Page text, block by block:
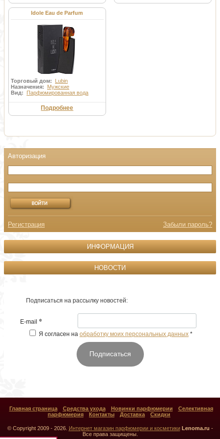
Idole Eau de Parfum
Торговый дом:
Lubin
Назначения: Мужские
Вид:
Парфюмированная вода
Подробнее
Регистрация Забыли пароль?
ИНФОРМАЦИЯ
НОВОСТИ
Подписаться на рассылку новостей:
E-mail *
Я согласен на обработку моих персональных данных *
Подписаться
Главная страница Средства ухода Новинки парфюмерии
Селективная
парфюмерия
Контакты Доставка Скидки
© Copyright 2009 - 2026. Интернет магазин парфюмерии и косметики Lenoma.ru -
Все права защищены.